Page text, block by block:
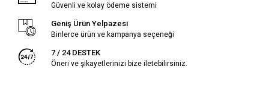
Güvenli ve kolay ödeme sistemi
Geniş Ürün Yelpazesi
Binlerce ürün ve kampanya seçeneği
7 / 24 DESTEK
Öneri ve şikayetlerinizi bize iletebilirsiniz.